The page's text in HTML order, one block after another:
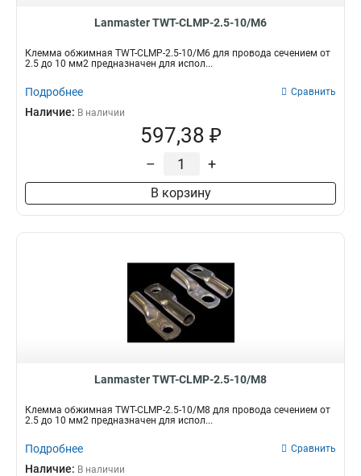
Lanmaster TWT-CLMP-2.5-10/M6
Клемма обжимная TWT-CLMP-2.5-10/M6 для провода сечением от
2.5 до 10 мм2 предназначен для испол...
Подробнее Сравнить
Наличие: В наличии
597,38 ₽
– +
В корзину
Lanmaster TWT-CLMP-2.5-10/M8
Клемма обжимная TWT-CLMP-2.5-10/M8 для провода сечением от
2.5 до 10 мм2 предназначен для испол...
Подробнее Сравнить
Наличие: В наличии